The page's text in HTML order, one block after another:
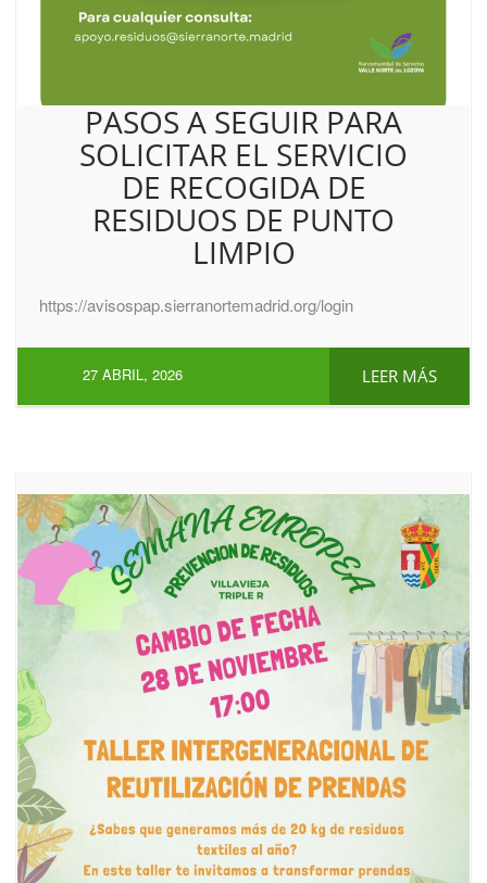
PASOS A SEGUIR PARA
SOLICITAR EL SERVICIO
DE RECOGIDA DE
RESIDUOS DE PUNTO
LIMPIO
https://avisospap.sierranortemadrid.org/login
LEER MÁS
27 ABRIL, 2026